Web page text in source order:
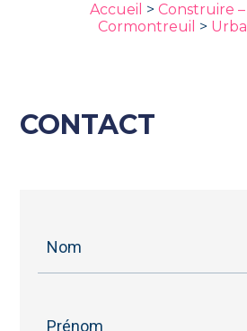
Accueil >Construire
Cormontreuil >
CONTACT